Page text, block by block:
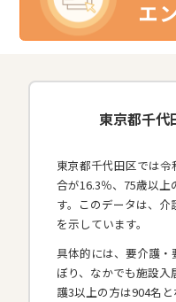
エ
東京都千代
東京都千代田区では
合が16.3％、75歳以
す。このデータは、
を示しています。
具体的には、要介護
ぼり、なかでも施設
護3以上の方は904名